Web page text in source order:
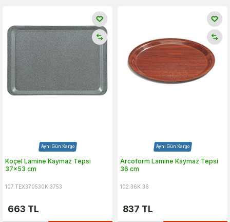
Aynı Gün Kargo
Koçel Lamine Kaymaz Tepsi
37x53 cm
107.TEX370530K.3753
663 TL
Aynı Gün Kargo
Arcoform Lamine Kaymaz Tepsi
36 cm
102.36K.36
837 TL